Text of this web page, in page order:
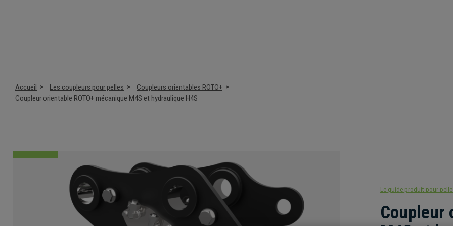
Accueil Les coupleurs pour pelles
Coupleurs orientables ROTO+
Coupleur orientable ROTO+ mécanique M4S et hydraulique H4S
Le guide produit pour
Coupleur